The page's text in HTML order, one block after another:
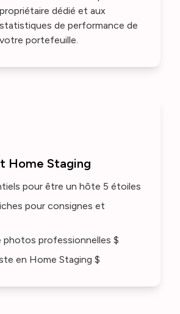
propriétaire dédié et aux
statistiques de performance de
votre portefeuille.
Home Staging
pour être un hôte 5 étoiles
pour consignes et
photos professionnelles $
en Home Staging $